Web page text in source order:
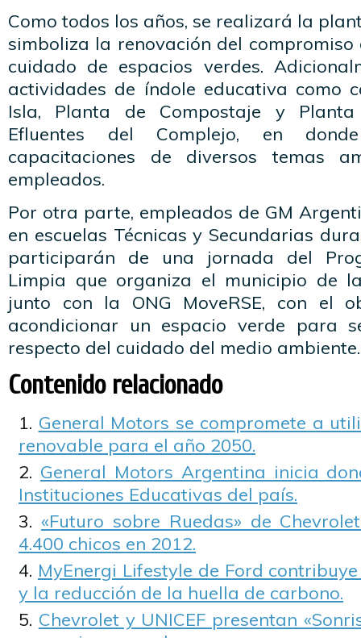
Como todos los años, se realizará la
simboliza la renovación del
cuidado de espacios verdes.
actividades de índole educativa como
Isla, Planta de Compostaje y
Efluentes del Complejo, en
capacitaciones de diversos temas
empleados.
Por otra parte, empleados de GM
en escuelas Técnicas y Secundarias
participarán de una jornada del
Limpia que organiza el municipio de
junto con la ONG MoveRSE, con el
acondicionar un espacio verde para
respecto del cuidado del medio ambiente.
Contenido relacionado
General Motors se compromete a
renovable para el año 2050.
General Motors Argentina inicia
Instituciones Educativas del país.
«Futuro sobre Ruedas» de
4.400 chicos en 2012.
MyEnergi Lifestyle de Ford
y la reducción de la huella de carbono.
Chevrolet y UNICEF presentan